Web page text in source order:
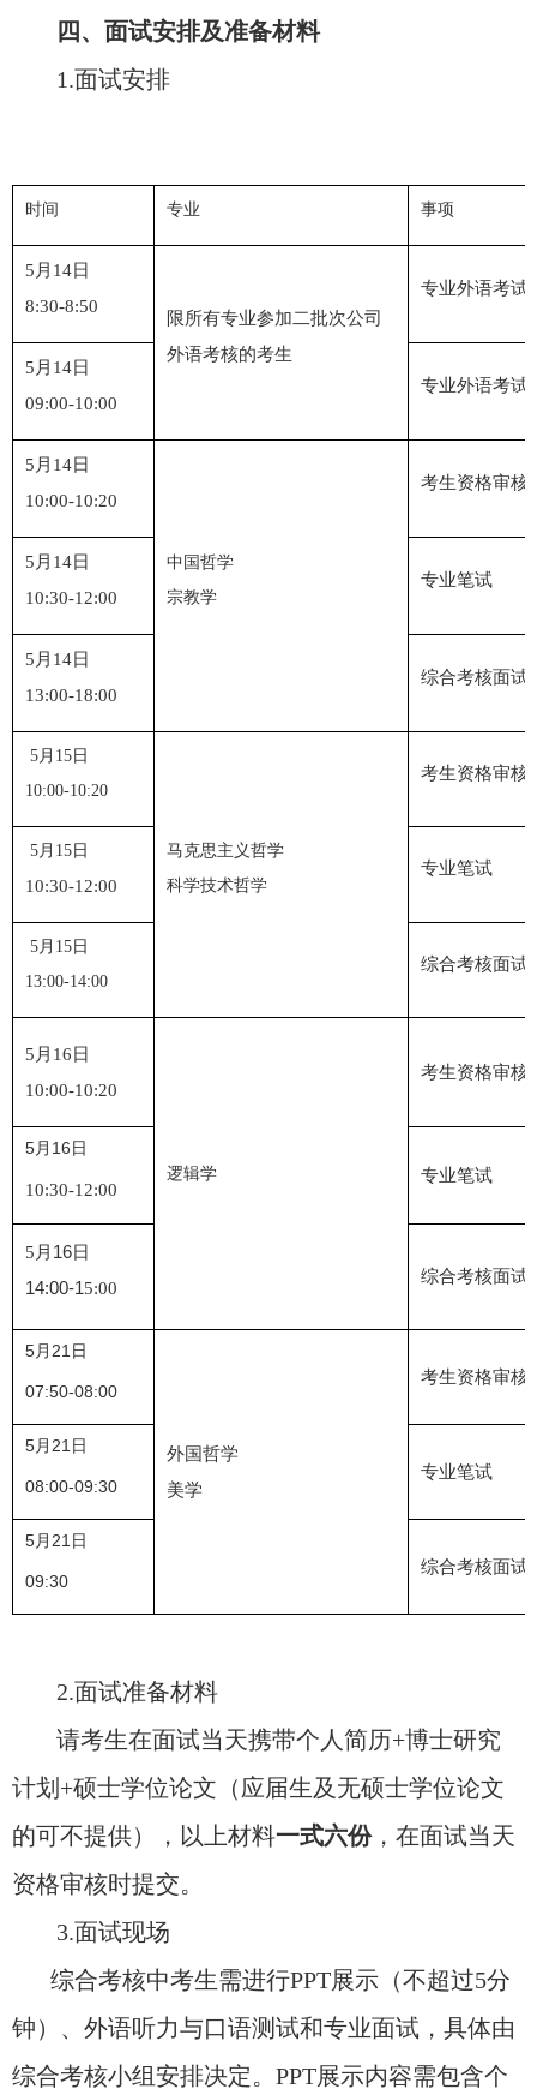
四、面试安排及准备材料
1.面试安排
时间 专业 事项
5月 14日
8:30-8:50
限所有专业参加二批次公司
外语考核的考生
专业外语考试
5月 14日
09:00-10:00
专业外语考试
5月 14日
10:00-10:20
中国哲学
宗教学
考生资格审核
5月 14日
10:30-12:00
专业笔试
5月14日
13:00-18:00
综合考核面试
5月 15 日
10:00-10:20
马克思主义哲学
科学技术哲学
考生资格审核
5月 15 日
10:30-12:00
专业笔试
5月 15 日
13:00-14:00
综合考核面试
5 月 16日
10:00-10:20
逻辑学
考生资格审核
5月16日
10:30-12:00
专业笔试
5 月16日
14:00-15:00
综合考核面试
5月21日
07:50-08:00
外国哲学
美学
考生资格审核
5月21日
08:00-09:30
专业笔试
5月21日
09:30
综合考核面试
2.面试准备材料
请考生在面试当天携带个人简历+博士研究
计划 +硕士学位论文（应届生及无硕士学位论文
的可不提供），以上材料一式六份，在面试当天
资格审核时提交。
3.面试现场
综合考核中考生需进行PPT展示（不超过5分
钟）、外语听力与口语测试和专业面试，具体由
综合考核小组安排决定。 PPT展示内容需包含个